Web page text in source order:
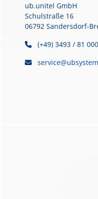
ub.unitel GmbH
Schulstraße 16
06792 Sandersdorf-
(+49) 3493 / 81